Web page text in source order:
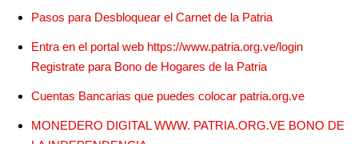
Pasos para Desbloquear el Carnet de la Patria
Entra en el portal web https://www.patria.org.ve/login
Registrate para Bono de Hogares de la Patria
Cuentas Bancarias que puedes colocar patria.org.ve
MONEDERO DIGITAL WWW. PATRIA.ORG.VE BONO DE